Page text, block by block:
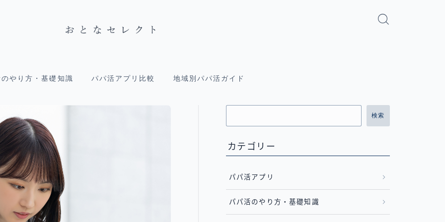
やり方・基礎知識 パパ活アプリ比較 地域別パパ活ガイド
検索
カテゴリー
パパ活アプリ
パパ活のやり方・基礎知識